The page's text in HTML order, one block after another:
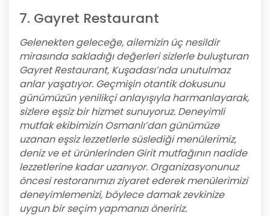
7. Gayret Restaurant
Gelenekten geleceğe, ailemizin üç nesildir
mirasında sakladığı değerleri sizlerle buluşturan
Gayret Restaurant, Kuşadası’nda unutulmaz
anlar yaşatıyor. Geçmişin otantik dokusunu
günümüzün yenilikçi anlayışıyla harmanlayarak,
sizlere eşsiz bir hizmet sunuyoruz. Deneyimli
mutfak ekibimizin Osmanlı’dan günümüze
uzanan eşsiz lezzetlerle süslediği menülerimiz,
deniz ve et ürünlerinden Girit mutfağının nadide
lezzetlerine kadar uzanıyor. Organizasyonunuz
öncesi restoranımızı ziyaret ederek menülerimizi
deneyimlemenizi, böylece damak zevkinize
uygun bir seçim yapmanızı öneririz.